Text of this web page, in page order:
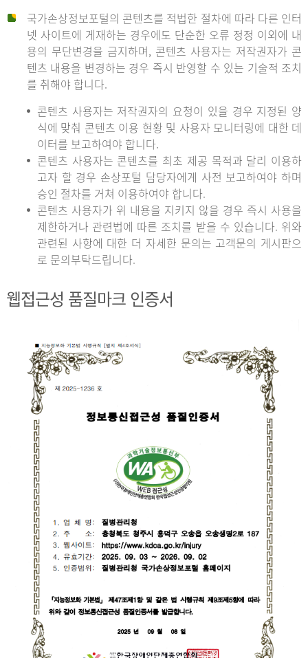
국가손상정보포털의 콘텐츠를 적법한 절차에 따라 다른 인터
넷 사이트에 게재하는 경우에도 단순한 오류 정정 이외에 내
용의 무단변경을 금지하며, 콘텐츠 사용자는 저작권자가 콘
텐츠 내용을 변경하는 경우 즉시 반영할 수 있는 기술적 조치
를 취해야 합니다.
콘텐츠 사용자는 저작권자의 요청이 있을 경우 지정된 양
식에 맞춰 콘텐츠 이용 현황 및 사용자 모니터링에 대한 데
이터를 보고하여야 합니다.
콘텐츠 사용자는 콘텐츠를 최초 제공 목적과 달리 이용하
고자 할 경우 손상포털 담당자에게 사전 보고하여야 하며
승인 절차를 거쳐 이용하여야 합니다.
콘텐츠 사용자가 위 내용을 지키지 않을 경우 즉시 사용을
제한하거나 관련법에 따른 조치를 받을 수 있습니다. 위와
관련된 사항에 대한 더 자세한 문의는 고객문의 게시판으
로 문의부탁드립니다.
웹접근성 품질마크 인증서